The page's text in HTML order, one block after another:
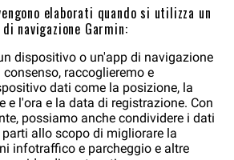
elaborati quando si utilizza un
navigazione Garmin:
dispositivo o un'app di navigazione
raccoglieremo e
dati come la posizione, la
e l'ora e la data di registrazione. Con
possiamo anche condividere i dati
allo scopo di migliorare la
infotraffico e parcheggio e altre